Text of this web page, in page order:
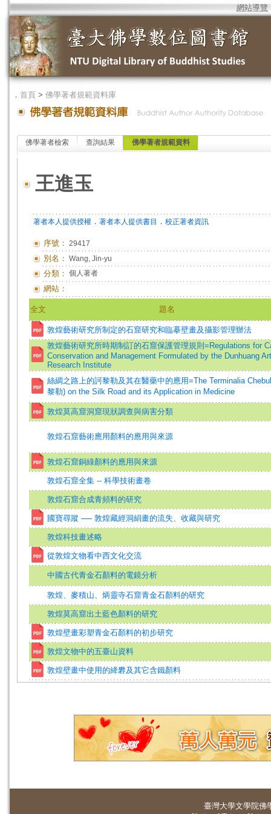
網站導覽
． 首頁 > 佛學著者規範資料庫
佛學著者檢索 查詢結果 佛學著者規範資料
王進玉
著者本人提供授權 ． 著者本人提供書目 ． 校正著者資訊
序號： 29417
別名： Wang, Jin-yu
分類： 個人著者
網站：
全文 題名
敦煌藝術研究所制定的石窟研究和臨摹壁畫及攝影管理辦法
敦煌藝術研究所時期制訂的石窟保護管理規則=Regulations for
Conservation and Management Formulated by the Dunhuang Art
Research Institute
絲綢之路上的訶黎勒及其在醫藥中的應用=The Terminalia
黎勒) on the Silk Road and its Application in Medicine
敦煌莫高窟洞窟現狀調查與病害分類
敦煌石窟藝術應用顏料的應用與來源
敦煌石窟銅綠顏料的應用與來源
敦煌石窟全集 -- 科學技術畫卷
敦煌石窟合成青頻料的研究
國寶尋蹤 ── 敦煌藏經洞絹畫的流失、收藏與研究
敦煌科技畫述略
從敦煌文物看中西文化交流
中國古代青金石顏料的電鏡分析
敦煌、麥積山、炳靈寺石窟青金石顏料的研究
敦煌莫高窟出土藍色顏料的研究
敦煌壁畫彩塑青金石顏料的初步研究
敦煌文物中的五臺山資料
敦煌壁畫中使用的絳礬及其它含鐵顏料
臺灣大學文學院佛